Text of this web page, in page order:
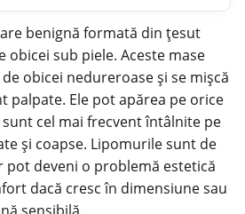
benignă formată din țesut
obicei sub piele. Aceste mase
obicei nedureroase și se mișcă
palpate. Ele pot apărea pe orice
cel mai frecvent întâlnite pe
și coapse. Lipomurile sunt de
pot deveni o problemă estetică
dacă cresc în dimensiune sau